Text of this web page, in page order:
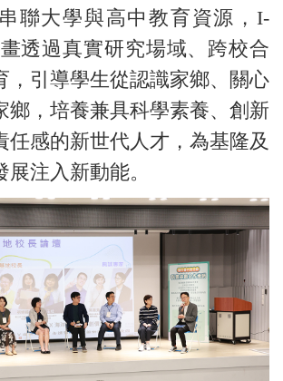
聯大學與高中教育資源，I-
畫透過真實研究場域、跨校合
，引導學生從認識家鄉、關心
鄉，培養兼具科學素養、創新
任感的新世代人才，為基隆及
注入新動能。